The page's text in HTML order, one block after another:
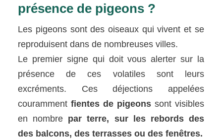
présence de pigeons ?
Les pigeons sont des oiseaux qui vivent et se
reproduisent dans de nombreuses villes.
Le premier signe qui doit vous alerter sur la
présence de ces volatiles sont leurs
excréments. Ces déjections appelées
couramment fientes de pigeonssont visibles
en nombre par terre, sur les rebords des
des balcons, des terrasses ou des fenêtres.